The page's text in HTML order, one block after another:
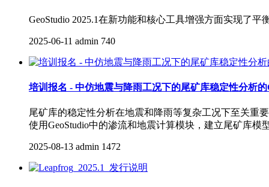
GeoStudio 2025.1在新功能和核心工具增强方面实现了
2025-06-11 admin 740
培训报名 - 中仿地震与降雨工况下的尾矿库稳定性分析
尾矿库的稳定性分析在地震和降雨等复杂工况下至关重
使用GeoStudio中的渗流和地震计算模块，建立尾矿库模
2025-08-13 admin 1472